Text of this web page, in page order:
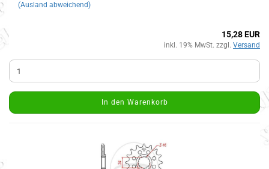
(Ausland abweichend)
15,28 EUR
inkl. 19% MwSt. zzgl. Versand
In den Warenkorb